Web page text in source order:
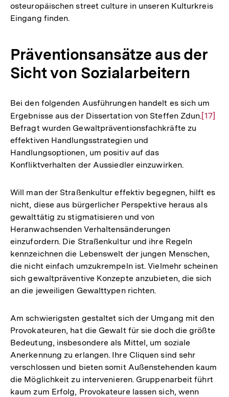
osteuropäischen street culture in unseren Kulturkreis
Eingang finden.
Präventionsansätze aus der
Sicht von Sozialarbeitern
Bei den folgenden Ausführungen handelt es sich um
Ergebnisse aus der Dissertation von Steffen Zdun.Zur
[17]
Befragt wurden Gewaltpräventionsfachkräfte zu
effektiven Handlungsstrategien und
Handlungsoptionen, um positiv auf das
Konfliktverhalten der Aussiedler einzuwirken.
Will man der Straßenkultur effektiv begegnen, hilft es
nicht, diese aus bürgerlicher Perspektive heraus als
gewalttätig zu stigmatisieren und von
Heranwachsenden Verhaltensänderungen
einzufordern. Die Straßenkultur und ihre Regeln
kennzeichnen die Lebenswelt der jungen Menschen,
die nicht einfach umzukrempeln ist. Vielmehr scheinen
sich gewaltpräventive Konzepte anzubieten, die sich
an die jeweiligen Gewalttypen richten.
Am schwierigsten gestaltet sich der Umgang mit den
Provokateuren, hat die Gewalt für sie doch die größte
Bedeutung, insbesondere als Mittel, um soziale
Anerkennung zu erlangen. Ihre Cliquen sind sehr
verschlossen und bieten somit Außenstehenden kaum
die Möglichkeit zu intervenieren. Gruppenarbeit führt
kaum zum Erfolg, Provokateure lassen sich, wenn